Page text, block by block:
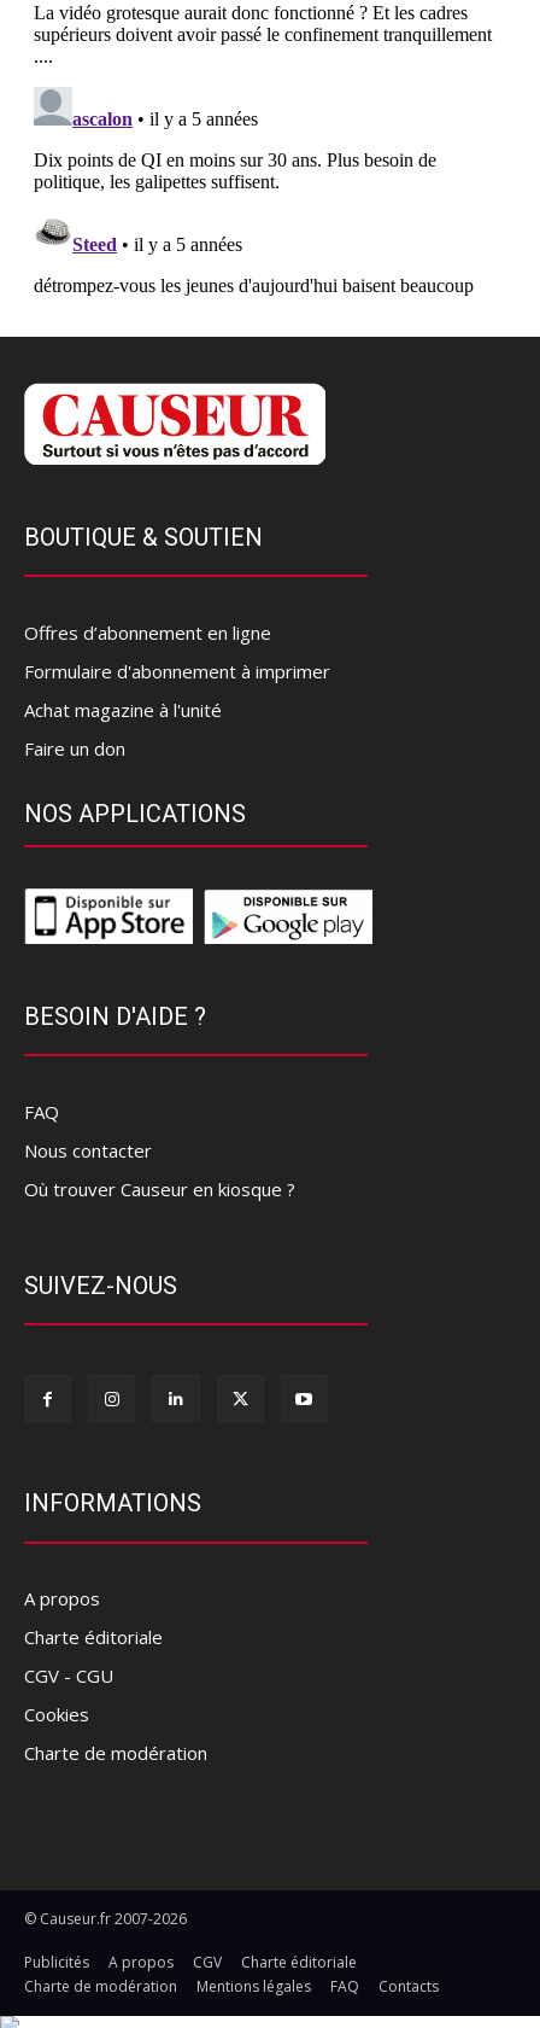
BOUTIQUE & SOUTIEN
Offres d’abonnement en ligne
Formulaire d'abonnement à imprimer
Achat magazine à l'unité
Faire un don
NOS APPLICATIONS
BESOIN D'AIDE ?
FAQ
Nous contacter
Où trouver Causeur en kiosque ?
SUIVEZ-NOUS
INFORMATIONS
A propos
Charte éditoriale
CGV - CGU
Cookies
Charte de modération
© Causeur.fr 2007-2026
Publicités A propos CGV
Charte éditoriale
Charte de modération
Mentions légales FAQ Contacts